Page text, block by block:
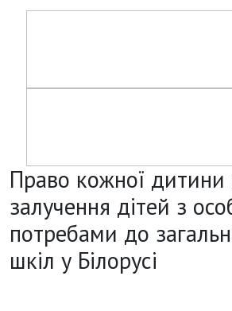
Право кожної дитини
залучення дітей з
потребами до
шкіл у Білорусі